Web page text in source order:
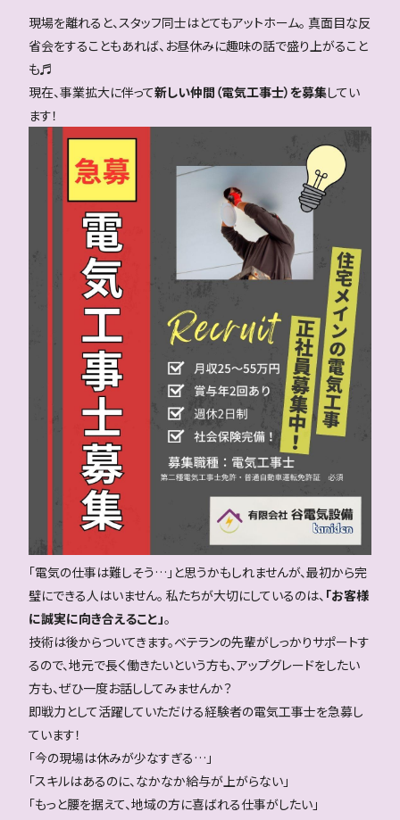
現場を離れると、スタッフ同士はとてもアットホーム。 真面目な反
省会をすることもあれば、お昼休みに趣味の話で盛り上がること
も♬
現在、事業拡大に伴って新しい仲間（電気工事士）を募集してい
ます！
「電気の仕事は難しそう…」と思うかもしれませんが、最初から完
璧にできる人はいません。 私たちが大切にしているのは、 「お客様
に誠実に向き合えること」。
技術は後からついてきます。ベテランの先輩がしっかりサポートす
るので、地元で長く働きたいという方も、アップグレードをしたい
方も、ぜひ一度お話ししてみませんか？
即戦力として活躍していただける経験者の電気工事士を急募し
ています！
「今の現場は休みが少なすぎる…」
「スキルはあるのに、なかなか給与が上がらない」
「もっと腰を据えて、地域の方に喜ばれる仕事がしたい」